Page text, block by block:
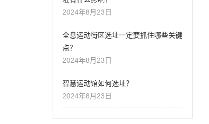
2024年8月23日
全息运动街区选址一定要抓住哪些关键
点？
2024年8月23日
智慧运动馆如何选址？
2024年8月23日